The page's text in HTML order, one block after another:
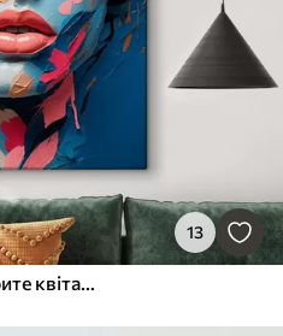
13
Обличчя дівчини в олії, вкрите квітами